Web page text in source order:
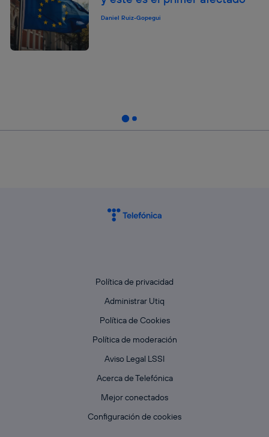
Daniel Ruiz-Gopegui
Política de privacidad
Administrar Utiq
Política de Cookies
Política de moderación
Aviso Legal LSSI
Acerca de Telefónica
Mejor conectados
Configuración de cookies